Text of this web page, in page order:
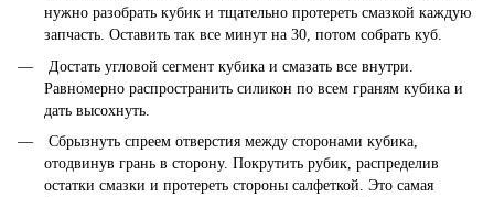
нужно разобрать кубик и тщательно протереть смазкой каждую
запчасть. Оставить так все минут на 30, потом собрать куб.
Достать угловой сегмент кубика и смазать все внутри.
Равномерно распространить силикон по всем граням кубика и
дать высохнуть.
Сбрызнуть спреем отверстия между сторонами кубика,
отодвинув грань в сторону. Покрутить рубик, распределив
остатки смазки и протереть стороны салфеткой. Это самая